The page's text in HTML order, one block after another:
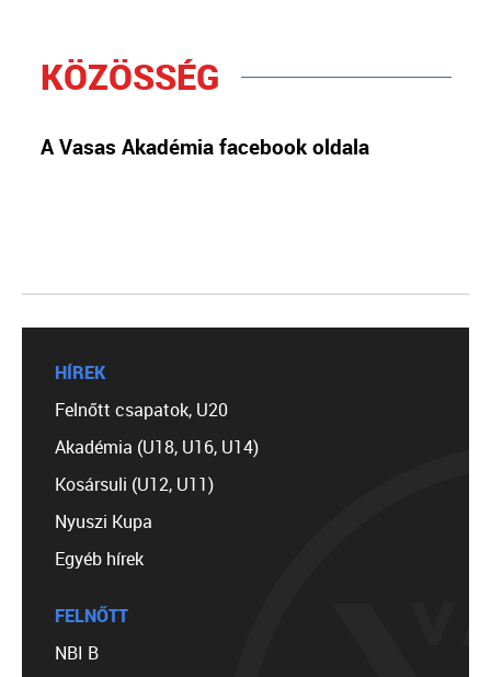
KÖZÖSSÉG
A Vasas Akadémia facebook oldala
HÍREK
Felnőtt csapatok, U20
Akadémia (U18, U16, U14)
Kosársuli (U12, U11)
Nyuszi Kupa
Egyéb hírek
FELNŐTT
NBI B